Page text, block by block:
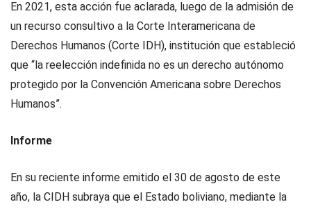
En 2021, esta acción fue aclarada, luego de la admisión de
un recurso consultivo a la Corte Interamericana de
Derechos Humanos (Corte IDH), institución que estableció
que “la reelección indefinida no es un derecho autónomo
protegido por la Convención Americana sobre Derechos
Humanos”.
Informe
En su reciente informe emitido el 30 de agosto de este
año, la CIDH subraya que el Estado boliviano, mediante la